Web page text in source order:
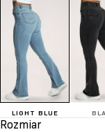
LIGHT BLUE
Rozmiar